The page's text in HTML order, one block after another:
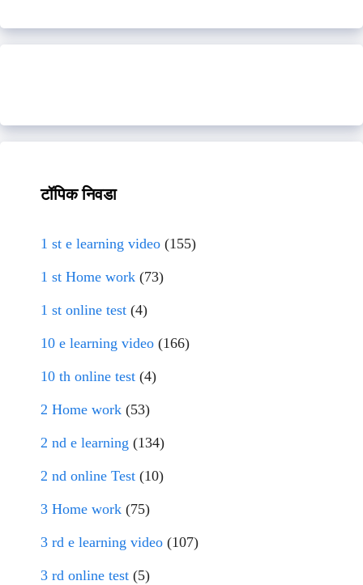
टॉपिक निवडा
1 st e learning video (155)
1 st Home work (73)
1 st online test (4)
10 e learning video (166)
10 th online test (4)
2 Home work (53)
2 nd e learning (134)
2 nd online Test (10)
3 Home work (75)
3 rd e learning video (107)
3 rd online test (5)